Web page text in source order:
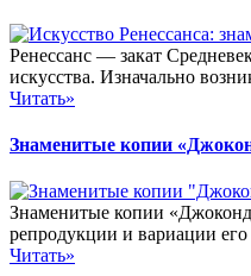
Ренессанс — закат
искусства. Изначально
Читать»
Знаменитые копии
Знаменитые копии
репродукции и вариации
Читать»